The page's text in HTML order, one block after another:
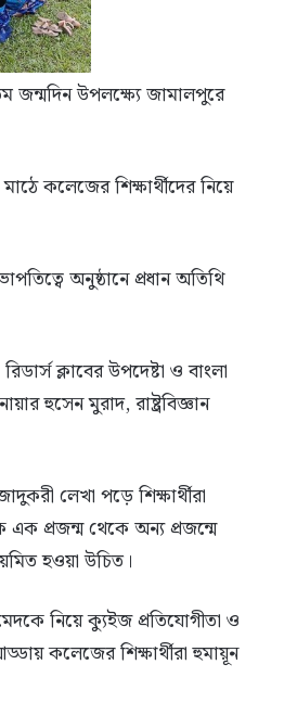
উপলক্ষ্যে জামালপুরে
কলেজের শিক্ষার্থীদের নিয়ে
অনুষ্ঠানে প্রধান অতিথি
ক্লাবের উপদেষ্টা ও বাংলা
হুসেন মুরাদ, রাষ্ট্রবিজ্ঞান
লেখা পড়ে শিক্ষার্থীরা
এক প্রজন্ম থেকে অন্য প্রজন্মে
হওয়া উচিত।
নিয়ে ক্যুইজ প্রতিযোগীতা ও
কলেজের শিক্ষার্থীরা হুমায়ূন